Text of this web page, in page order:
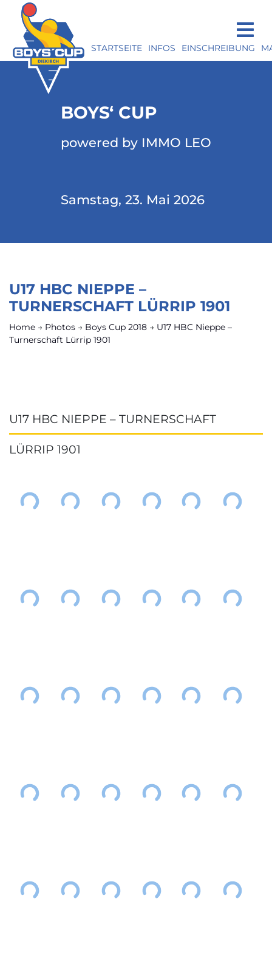
STARTSEITE INFOS EINSCHREIBUNG
BOYS‘ CUP
powered by IMMO LEO
Samstag, 23. Mai 2026
U17 HBC NIEPPE –
TURNERSCHAFT LÜRRIP 1901
Home → Photos → Boys Cup 2018 → U17 HBC Nieppe –
Turnerschaft Lürrip 1901
U17 HBC NIEPPE – TURNERSCHAFT
LÜRRIP 1901